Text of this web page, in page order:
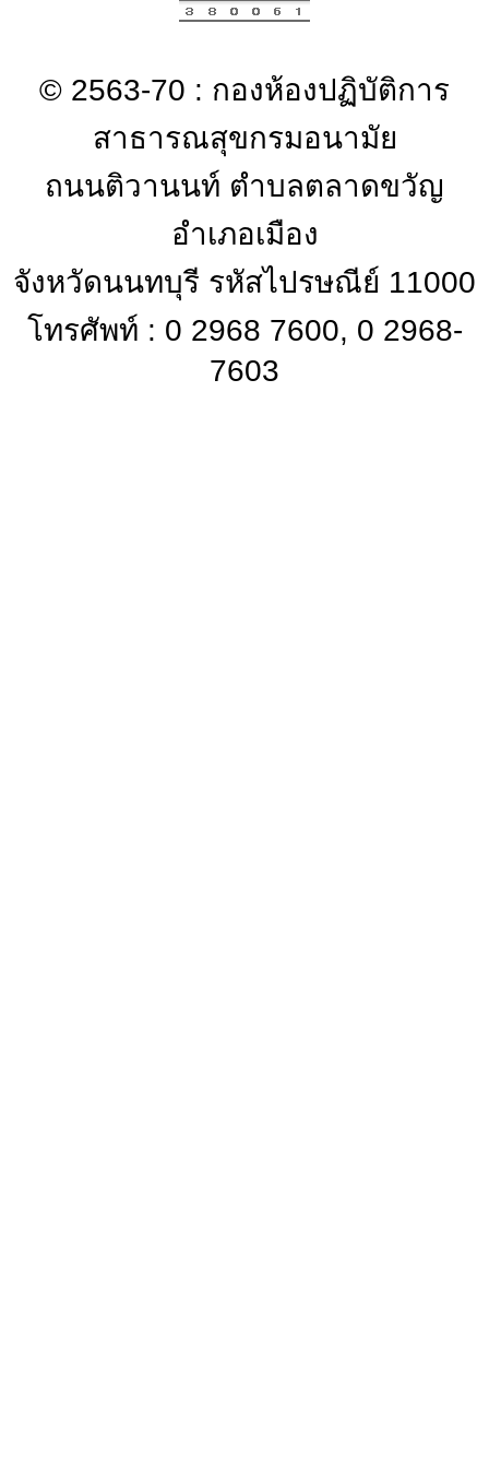
© 2563-70 : กองห้องปฏิบัติการ
สาธารณสุขกรมอนามัย
ถนนติวานนท์ ตำบลตลาดขวัญ
อำเภอเมือง
จังหวัดนนทบุรี รหัสไปรษณีย์ 11000
โทรศัพท์ : 0 2968 7600, 0 2968-
7603